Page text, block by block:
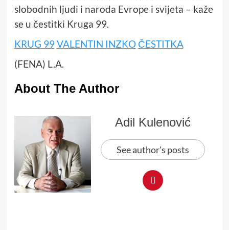
slobodnih ljudi i naroda Evrope i svijeta – kaže
se u čestitki Kruga 99.
KRUG 99 VALENTIN INZKO ČESTITKA
(FENA) L.A.
About The Author
Adil Kulenović
See author's posts